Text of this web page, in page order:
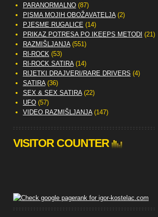
PARANORMALNO(87)
PISMA MOJIH OBOŽAVATELJA(2)
PJESME RUGALICE (14)
PRIKAZ POTRESA PO IKEEPS METODI (21)
RAZMIŠLJANJA(551)
RI-ROCK(53)
RI-ROCK SATIRA(14)
RIJETKI DRAJVERI/RARE DRIVERS (4)
SATIRA(36)
SEX & SEX SATIRA(22)
UFO(57)
VIDEO RAZMIŠLJANJA(147)
VISITOR COUNTER